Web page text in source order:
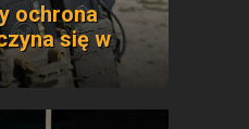
ochrona
się w